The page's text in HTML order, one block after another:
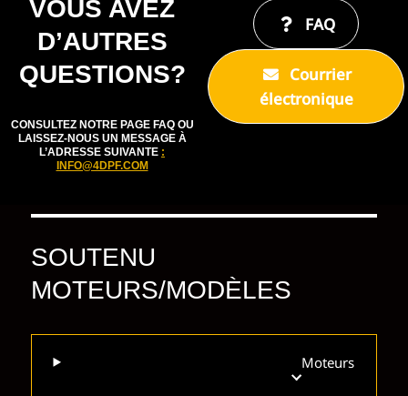
VOUS AVEZ
D’AUTRES
QUESTIONS?
CONSULTEZ NOTRE PAGE FAQ OU
LAISSEZ-NOUS UN MESSAGE À
L’ADRESSE SUIVANTE :
INFO@4DPF.COM
FAQ
Courrier
électronique
SOUTENU
MOTEURS/MODÈLES
Moteurs